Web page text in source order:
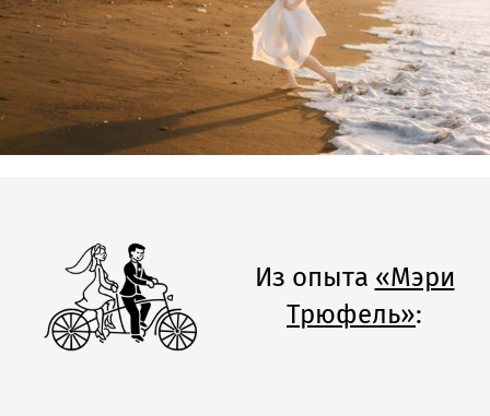
Из опыта «Мэри
Трюфель»: